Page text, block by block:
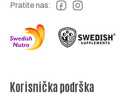
Pratite nas:
Korisnička podrška